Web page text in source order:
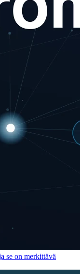
se on merkittävä